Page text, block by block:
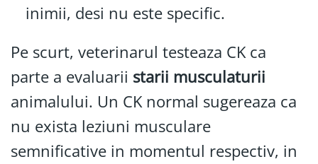
inimii, desi nu este specific.
Pe scurt, veterinarul testeaza CK ca
parte a evaluarii starii musculaturii
animalului. Un CK normal sugereaza ca
nu exista leziuni musculare
semnificative in momentul respectiv, in